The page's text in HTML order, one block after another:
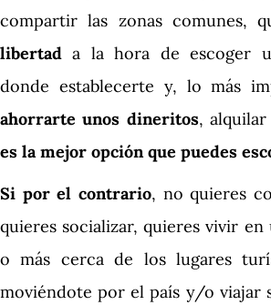
compartir las zonas comunes,
libertad a la hora de escoger
donde establecerte y, lo más
ahorrarte unos dineritos,
es la mejor opción que puedes
Si por el contrario, no quieres
quieres socializar, quieres vivir
o más cerca de los lugares
moviéndote por el país y/o viajar